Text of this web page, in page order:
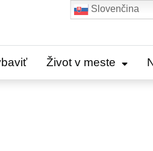
Život v meste
Slovenčina